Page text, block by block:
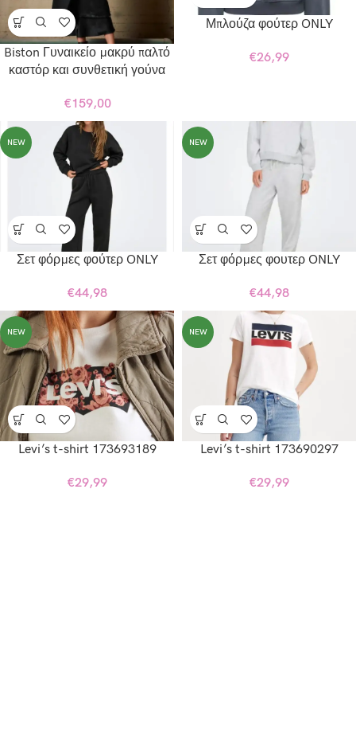
Biston Γυναικείο μακρύ παλτό
καστόρ και συνθετική γούνα
€159,00
Μπλούζα φούτερ ONLY
€26,99
NEW
Σετ φόρμες φούτερ ONLY
€44,98
NEW
Σετ φόρμες φουτερ ONLY
€44,98
NEW
Levi’s t-shirt 173693189
€29,99
NEW
Levi’s t-shirt 173690297
€29,99